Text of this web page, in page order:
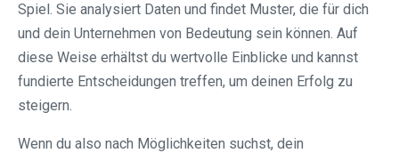
Spiel. Sie analysiert Daten und findet Muster, die für dich
und dein Unternehmen von Bedeutung sein können. Auf
diese Weise erhältst du wertvolle Einblicke und kannst
fundierte Entscheidungen treffen, um deinen Erfolg zu
steigern.
Wenn du also nach Möglichkeiten suchst, dein